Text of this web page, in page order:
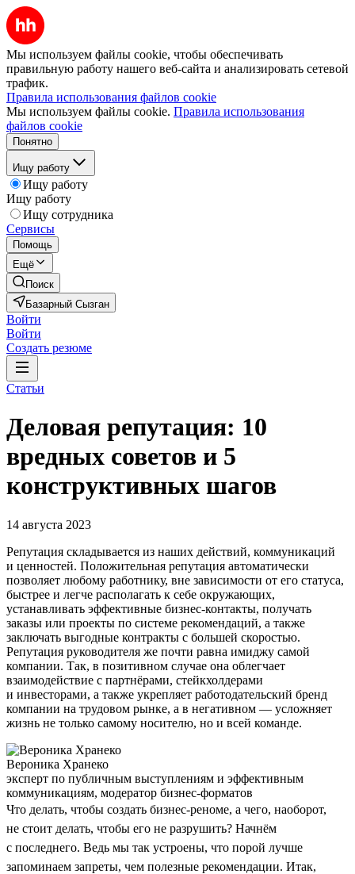
Мы используем файлы cookie, чтобы обеспечивать
правильную работу нашего веб-сайта и анализировать сетевой
трафик.
Правила использования файлов cookie
Мы используем файлы cookie. Правила использования
файлов cookie
Понятно
Ищу работу
Ищу работу
Ищу работу
Ищу сотрудника
Сервисы
Помощь
Ещё
Поиск
Базарный Сызган
Войти
Войти
Создать резюме
Статьи
Деловая репутация: 10
вредных советов и 5
конструктивных шагов
14 августа 2023
Репутация складывается из наших действий, коммуникаций
и ценностей. Положительная репутация автоматически
позволяет любому работнику, вне зависимости от его статуса,
быстрее и легче располагать к себе окружающих,
устанавливать эффективные бизнес-контакты, получать
заказы или проекты по системе рекомендаций, а также
заключать выгодные контракты с большей скоростью.
Репутация руководителя же почти равна имиджу самой
компании. Так, в позитивном случае она облегчает
взаимодействие с партнёрами, стейкхолдерами
и инвесторами, а также укрепляет работодательский бренд
компании на трудовом рынке, а в негативном — усложняет
жизнь не только самому носителю, но и всей команде.
Вероника Хранеко
эксперт по публичным выступлениям и эффективным
коммуникациям, модератор бизнес-форматов
Что делать, чтобы создать бизнес-реноме, а чего, наоборот,
не стоит делать, чтобы его не разрушить? Начнём
с последнего. Ведь мы так устроены, что порой лучше
запоминаем запреты, чем полезные рекомендации. Итак,